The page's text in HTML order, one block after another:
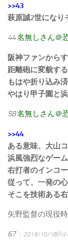
>>43
萩原誠2世になり
44名無しさん＠
阪神ファンから
距離砲に変貌す
もはや折り込み
やはり甲子園と
58名無しさん＠
>>44
ある意味、大山
浜風強烈なゲー
右打者のインコ
従って、一発の
そこを技術ある
矢野監督の現役
67 ：2019/10/18(Fri)